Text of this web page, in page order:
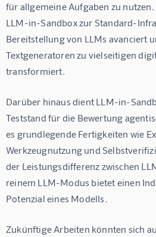
für allgemeine Aufgaben zu nutzen.
LLM-in-Sandbox zur Standard-
Bereitstellung von LLMs avanciert
Textgeneratoren zu vielseitigen
transformiert.
Darüber hinaus dient LLM-in-
Teststand für die Bewertung
es grundlegende Fertigkeiten wie
Werkzeugnutzung und
der Leistungsdifferenz zwischen
reinem LLM-Modus bietet einen
Potenzial eines Modells.
Zukünftige Arbeiten könnten sich